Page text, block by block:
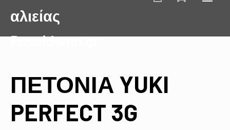
αλιείας
Poseidwnn.gr
ΠΕΤΟΝΙΑ YUKI
PERFECT 3G